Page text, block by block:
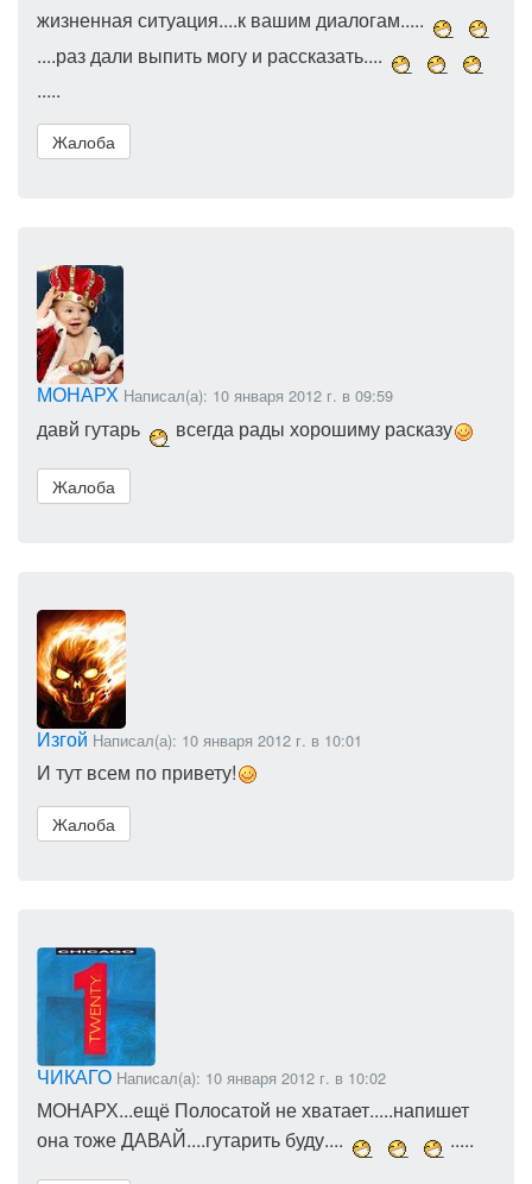
жизненная ситуация....к вашим диалогам.....
....раз дали выпить могу и рассказать....
.....
Жалоба
МОНАРХ Написал(а): 10 января 2012 г. в 09:59
давй гутарь всегда рады хорошиму расказу
Жалоба
Изгой Написал(а): 10 января 2012 г. в 10:01
И тут всем по привету!
Жалоба
ЧИКАГО Написал(а): 10 января 2012 г. в 10:02
МОНАРХ...ещё Полосатой не хватает.....напишет
она тоже ДАВАЙ....гутарить буду....
.....